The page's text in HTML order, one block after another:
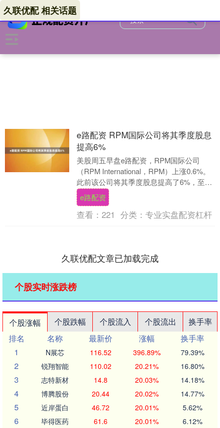
久联优配 相关话题
e路配资 RPM国际公司将其季度股息
提高6%
美股周五早盘e路配资，RPM国际公司
（RPM International，RPM）上涨0.6%。
此前该公司将其季度股息提高了6%，至每
股0.54美元。这一增长表....
e路配资
查看： 221 分类： 专业实盘配资杠杆
久联优配文章已加载完成
个股实时涨跌榜
个股涨幅 个股跌幅 个股流入 个股流出
换手率
排名
名称 最新价 涨幅
换手率
1
N展芯 116.52 396.89% 79.39%
2 锐翔智能 110.02 20.21% 16.80%
3 志特新材 14.8 20.03% 14.18%
4 博腾股份 20.44 20.02% 14.77%
5 近岸蛋白 46.72 20.01% 5.62%
6 毕得医药 61.6 20.01% 6.12%